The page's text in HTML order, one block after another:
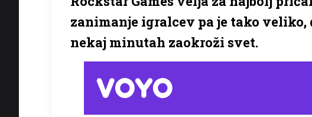
zanimanje igralcev pa je tako
nekaj minutah zaokroži svet.